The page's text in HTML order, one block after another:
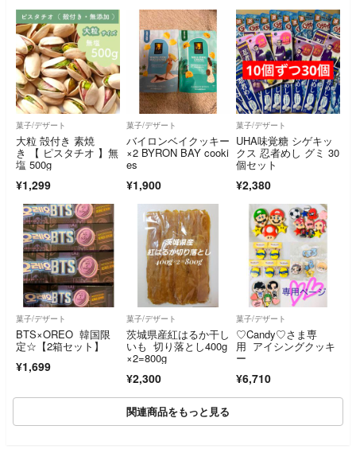
菓子/デザート
大粒 殻付き 素焼
き 【 ピスタチオ 】無
塩 500g
¥1,299
菓子/デザート
バイロンベイクッキー
×2 BYRON BAY cooki
es
¥1,900
菓子/デザート
UHA味覚糖 シゲキッ
クス 忍者めし グミ 30
個セット
¥2,380
菓子/デザート
BTS×OREO 韓国限
定☆【2箱セット】
¥1,699
菓子/デザート
茨城県産紅はるか干し
いも 切り落とし400g
×2=800g
¥2,300
菓子/デザート
♡Candy♡さま専
用 アイシングクッキ
ー
¥6,710
関連商品をもっと見る